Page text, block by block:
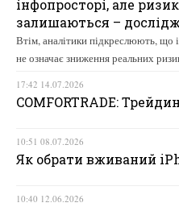
інфопросторі, але
залишаються –
Втім, аналітики підкреслюють, що
не означає зниження реальних
17:42 14.07.2026
COMFORTRADE:
10:51 08.07.2026
Як обрати вживаний
10:40 12.06.2026